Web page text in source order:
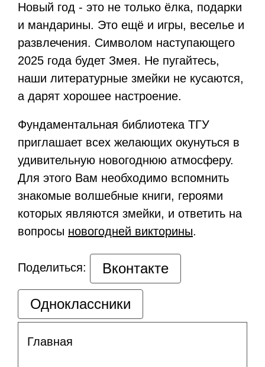
Новый год - это не только ёлка, подарки
и мандарины. Это ещё и игры, веселье и
развлечения. Символом наступающего
2025 года будет Змея. Не пугайтесь,
наши литературные змейки не кусаются,
а дарят хорошее настроение.
Фундаментальная библиотека ТГУ
приглашает всех желающих окунуться в
удивительную новогоднюю атмосферу.
Для этого Вам необходимо вспомнить
знакомые волшебные книги, героями
которых являются змейки, и ответить на
вопросы новогодней викторины.
Поделиться: Вконтакте
Одноклассники
Главная